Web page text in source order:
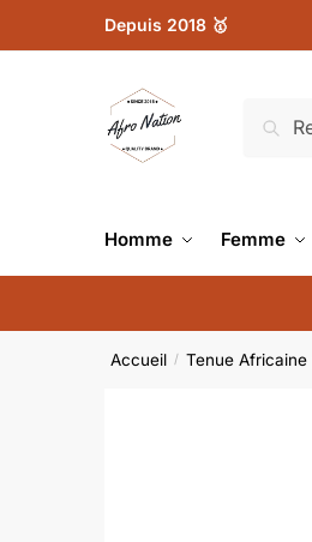
Depuis 2018 🥇
Homme Femme
Accueil / Tenue Africaine